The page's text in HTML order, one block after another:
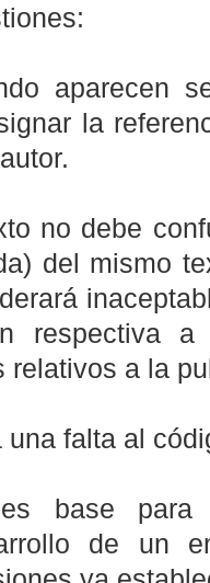
aparecen
la
no debe
del mismo
respectiva
relativos a la
falta al
base para
de un